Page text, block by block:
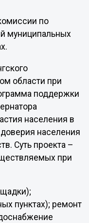
по
муниципальных
области при
поддержки
населения в
населения
Суть проекта –
при
пунктах); ремонт